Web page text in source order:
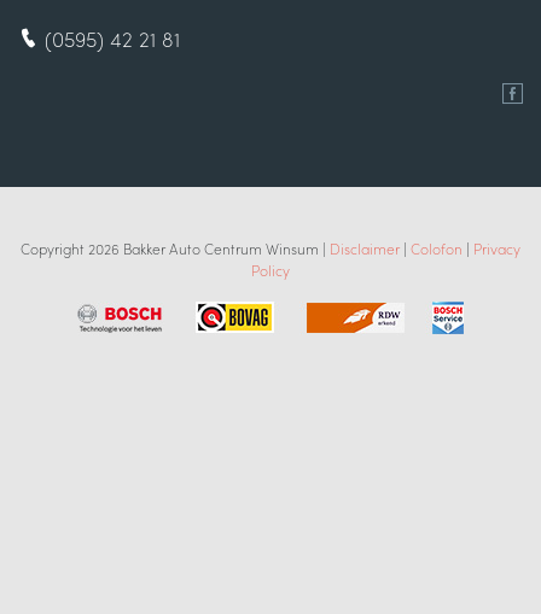
(0595) 42 21 81
Copyright 2026 Bakker Auto Centrum Winsum | Disclaimer | Colofon | Privacy
Policy